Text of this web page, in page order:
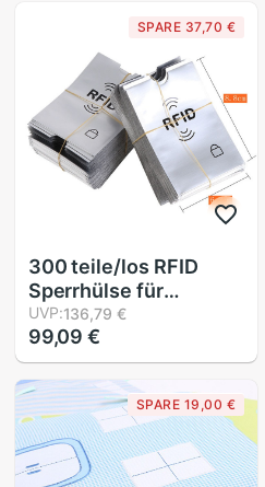
SPARE 37,70 €
300 teile/los RFID
Sperrhülse für
Kreditkarte Sichere
Identität Anti Scan
Lastschrift
Kontaktlose IC Ich
würde Karte Schutz
UVP:136,79 €
99,09 €
SPARE 19,00 €